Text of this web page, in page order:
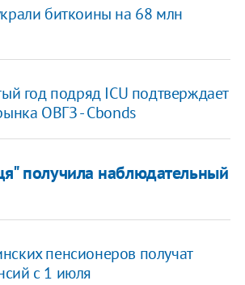
биткоины на 68 млн
год подряд ICU подтверждает
ОВГЗ - Cbonds
получила наблюдательный
пенсионеров получат
с 1 июля